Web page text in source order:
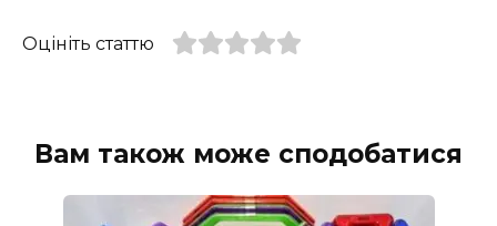
Оцініть статтю
Вам також може сподобатися